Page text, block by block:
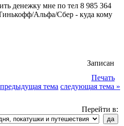
денежку мне по тел 8 985 364
Альфа/Сбер - куда кому
Записан
Печать
тема следующая тема »
Перейти в: